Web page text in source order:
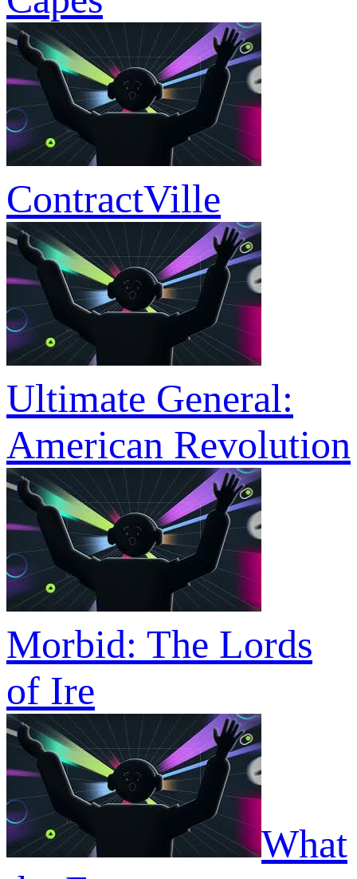
ContractVille
Ultimate General:
American Revolution
Morbid: The Lords
of Ire
What